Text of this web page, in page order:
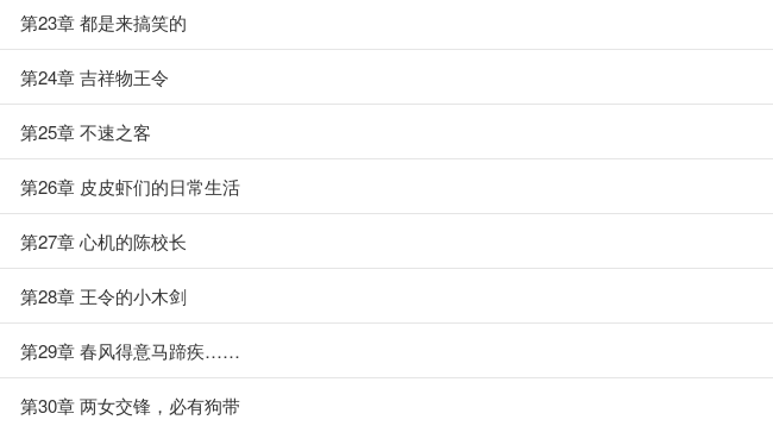
第23章 都是来搞笑的
第24章 吉祥物王令
第25章 不速之客
第26章 皮皮虾们的日常生活
第27章 心机的陈校长
第28章 王令的小木剑
第29章 春风得意马蹄疾……
第30章 两女交锋，必有狗带